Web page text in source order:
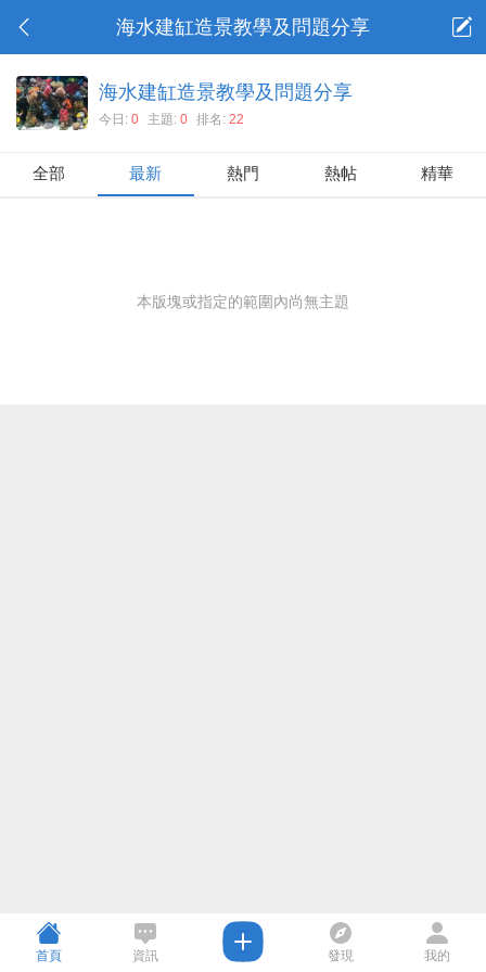
海水建缸造景教學及問題分享
海水建缸造景教學及問題分享
今日: 0 主題: 0 排名: 22
全部 最新 熱門 熱帖 精華
本版塊或指定的範圍內尚無主題
首頁 資訊 發現 我的